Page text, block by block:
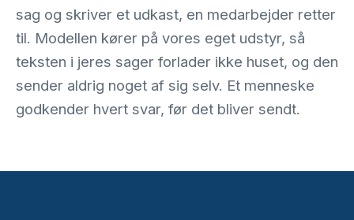
sag og skriver et udkast, en medarbejder retter
til. Modellen kører på vores eget udstyr, så
teksten i jeres sager forlader ikke huset, og den
sender aldrig noget af sig selv. Et menneske
godkender hvert svar, før det bliver sendt.